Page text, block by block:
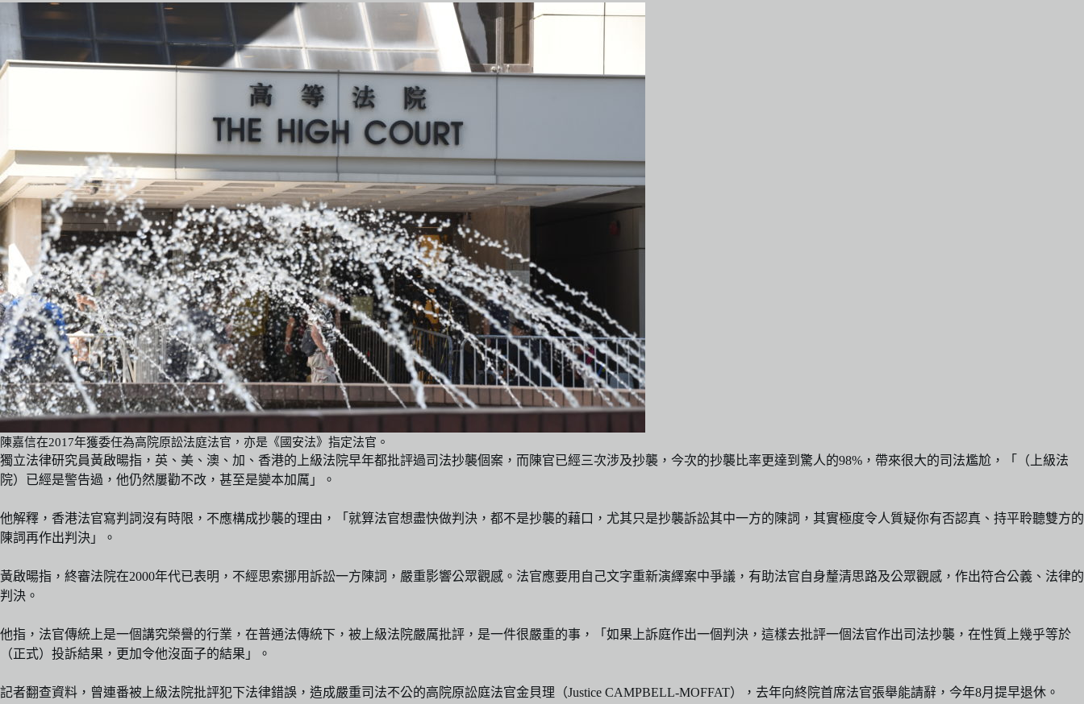
陳嘉信在2017年獲委任為高院原訟法庭法官，亦是《國安法》指定法官。
獨立法律研究員黃啟暘指，英、美、澳、加、香港的上級法院早年都批評過司法抄襲個案，而陳官已經三次涉及抄襲，今次的抄襲比率更達到驚人的98%，帶來很大的司法尷尬，「（上級法
院）已經是警告過，他仍然屢勸不改，甚至是變本加厲」。
他解釋，香港法官寫判詞沒有時限，不應構成抄襲的理由，「就算法官想盡快做判決，都不是抄襲的藉口，尤其只是抄襲訴訟其中一方的陳詞，其實極度令人質疑你有否認真、持平聆聽雙方的
陳詞再作出判決」。
黃啟暘指，終審法院在2000年代已表明，不經思索挪用訴訟一方陳詞，嚴重影響公眾觀感。法官應要用自己文字重新演繹案中爭議，有助法官自身釐清思路及公眾觀感，作出符合公義、法律的
判決。
他指，法官傳統上是一個講究榮譽的行業，在普通法傳統下，被上級法院嚴厲批評，是一件很嚴重的事，「如果上訴庭作出一個判決，這樣去批評一個法官作出司法抄襲，在性質上幾乎等於
（正式）投訴結果，更加令他沒面子的結果」。
記者翻查資料，曾連番被上級法院批評犯下法律錯誤，造成嚴重司法不公的高院原訟庭法官金貝理（Justice CAMPBELL-MOFFAT），去年向終院首席法官張舉能請辭，今年8月提早退休。